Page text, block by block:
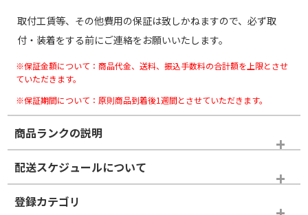
取付工賃等、その他費用の保証は致しかねますので、必ず取
付・装着をする前にご連絡をお願いいたします。
※保証金額について：商品代金、送料、振込手数料の合計額を上限とさせ
ていただきます。
※保証期間について：原則商品到着後1週間とさせていただきます。
商品ランクの説明
※商品ランクは出品者の主観により判断しておりますので、あら
かじめご了承ください。
ホイールランク
配送スケジュールについて
登録カテゴリ